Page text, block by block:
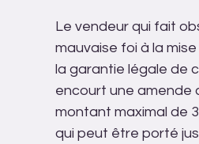
Le vendeur qui fait
mauvaise foi à la
la garantie légale de
encourt une amende
montant maximal de
qui peut être porté